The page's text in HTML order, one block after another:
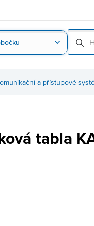
a přístupové
tabla